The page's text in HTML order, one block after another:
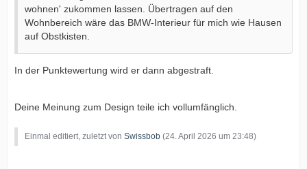
wohnen' zukommen lassen. Übertragen auf den
Wohnbereich wäre das BMW-Interieur für mich wie Hausen
auf Obstkisten.
In der Punktewertung wird er dann abgestraft.
Deine Meinung zum Design teile ich vollumfänglich.
Einmal editiert, zuletzt von Swissbob (24. April 2026 um 23:48)